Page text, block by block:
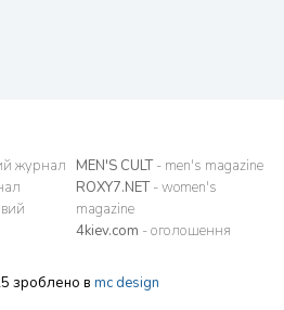
журнал
MEN'S CULT- men's magazine
ROXY7.NET- women's
magazine
4kiev.com - оголошення
зроблено в mc design